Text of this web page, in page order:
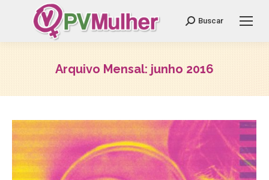
Search:
Buscar
Arquivo Mensal: junho 2016